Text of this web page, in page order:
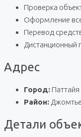
Проверка
Оформление
Перевод
Дистанционный
Адрес
Город: Паттайя
Район:
Детали